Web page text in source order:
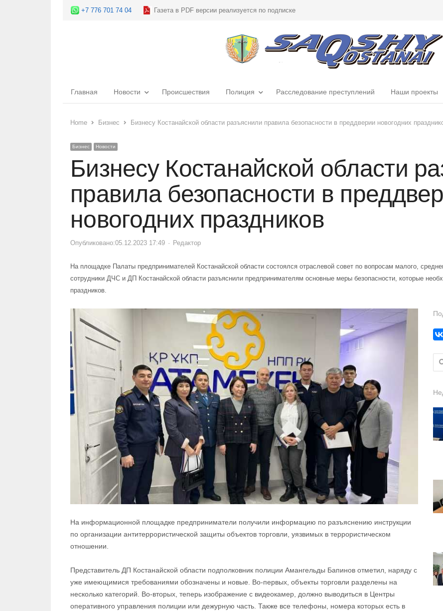
+7 776 701 74 04 Газета в PDF версии реализуется по подписке
Главная Новости Происшествия Полиция Расследование преступлений Наши проекты
Home
Бизнес Бизнесу Костанайской области разъяснили правила безопасности в преддверии новогодних
Бизнес Новости
Бизнесу Костанайской области
правила безопасности в
новогодних праздников
Опубликовано:05.12.2023 17:49 Author
Редактор
На площадке Палаты предпринимателей Костанайской области состоялся отраслевой совет по вопросам малого,
сотрудники ДЧС и ДП Костанайской области разъяснили предпринимателям основные меры безопасности, которые
праздников.
На информационной площадке предприниматели получили информацию по разъяснению инструкции
по организации антитеррористической защиты объектов торговли, уязвимых в террористическом
отношении.
Представитель ДП Костанайской области подполковник полиции Амангельды Бапинов отметил, наряду с
уже имеющимися требованиями обозначены и новые. Во-первых, объекты торговли разделены на
несколько категорий. Во-вторых, теперь изображение с видеокамер, должно выводиться в Центры
оперативного управления полиции или дежурную часть. Также все телефоны, номера которых есть в